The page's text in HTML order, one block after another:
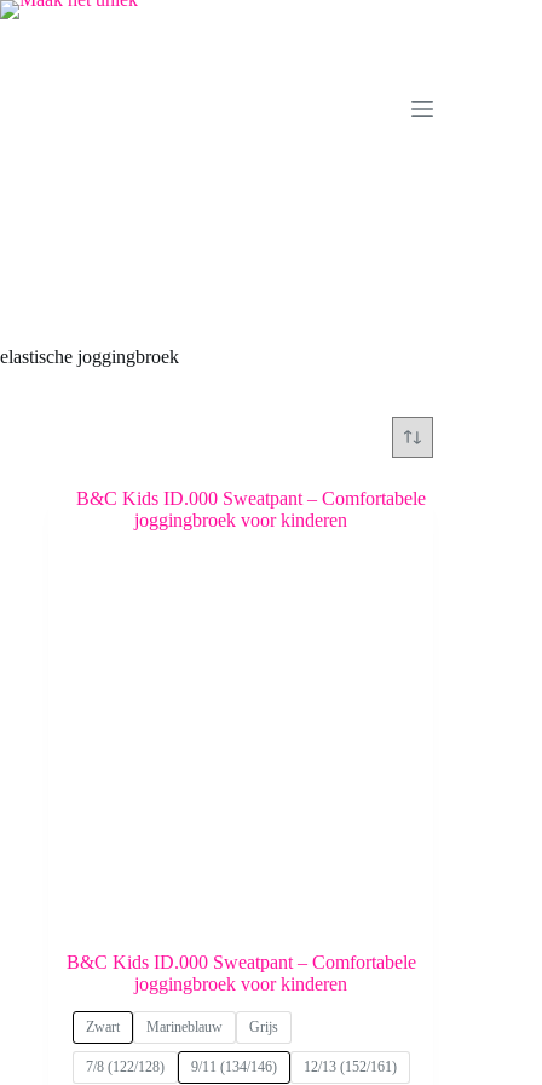
Ga
elastische joggingbroek
B&C Kids ID.000 Sweatpant – Comfortabele
joggingbroek voor kinderen
Zwart Marineblauw Grijs
7/8 (122/128) 9/11 (134/146) 12/13 (152/161)